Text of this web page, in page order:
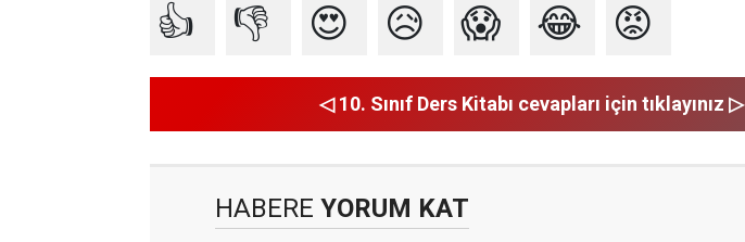
👍 👎 😍 😥 😱 😂 😡
◁ 10. Sınıf Ders Kitabı cevapları için tıklayınız ▷
HABERE YORUM KAT